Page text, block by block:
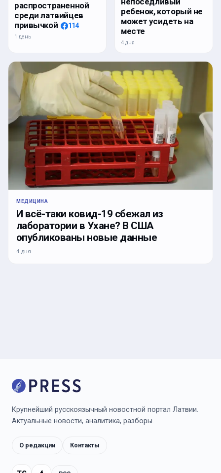
распространенной
среди латвийцев
привычкой
114
1 день
ребенок, который не
может усидеть на
месте
4 дня
МЕДИЦИНА
И всё-таки ковид-19 сбежал из
лаборатории в Ухане? В США
опубликованы новые данные
4 дня
Крупнейший русскоязычный новостной портал Латвии.
Актуальные новости, аналитика, разборы.
О редакции Контакты